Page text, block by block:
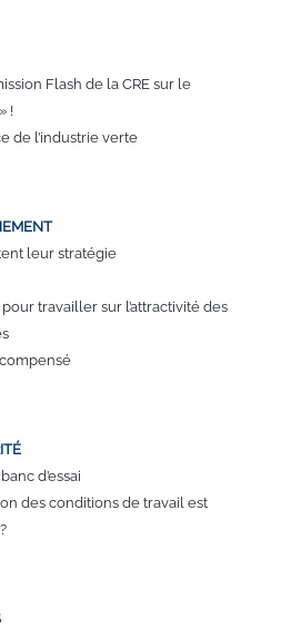
Flash de la CRE sur le
!
de l’industrie verte
leur stratégie
pour travailler sur l’attractivité des
d’essai
des conditions de travail est